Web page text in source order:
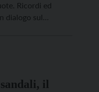
Ricordi ed
dialogo sul
il